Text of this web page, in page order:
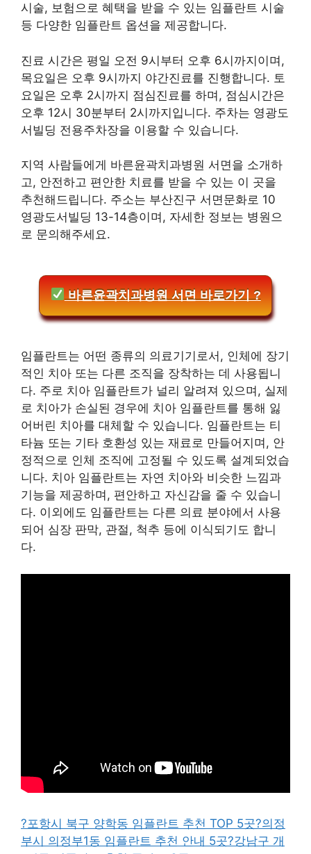
시술, 보험으로 혜택을 받을 수 있는 임플란트 시술
등 다양한 임플란트 옵션을 제공합니다.
진료 시간은 평일 오전 9시부터 오후 6시까지이며,
목요일은 오후 9시까지 야간진료를 진행합니다. 토
요일은 오후 2시까지 점심진료를 하며, 점심시간은
오후 12시 30분부터 2시까지입니다. 주차는 영광도
서빌딩 전용주차장을 이용할 수 있습니다.
지역 사람들에게 바른윤곽치과병원 서면을 소개하
고, 안전하고 편안한 치료를 받을 수 있는 이 곳을
추천해드립니다. 주소는 부산진구 서면문화로 10
영광도서빌딩 13-14층이며, 자세한 정보는 병원으
로 문의해주세요.
바른윤곽치과병원 서면 바로가기 ?
임플란트는 어떤 종류의 의료기기로서, 인체에 장기
적인 치아 또는 다른 조직을 장착하는 데 사용됩니
다. 주로 치아 임플란트가 널리 알려져 있으며, 실제
로 치아가 손실된 경우에 치아 임플란트를 통해 잃
어버린 치아를 대체할 수 있습니다. 임플란트는 티
타늄 또는 기타 호환성 있는 재료로 만들어지며, 안
정적으로 인체 조직에 고정될 수 있도록 설계되었습
니다. 치아 임플란트는 자연 치아와 비슷한 느낌과
기능을 제공하며, 편안하고 자신감을 줄 수 있습니
다. 이외에도 임플란트는 다른 의료 분야에서 사용
되어 심장 판막, 관절, 척추 등에 이식되기도 합니
다.
?포항시 북구 양학동 임플란트 추천 TOP 5곳?의정
부시 의정부1동 임플란트 추천 안내 5곳?강남구 개